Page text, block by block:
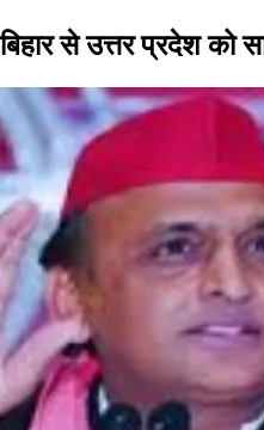
बिहार से उत्तर प्रदेश